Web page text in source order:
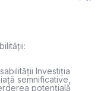
Investiția
semnificative,
potențială